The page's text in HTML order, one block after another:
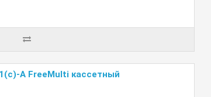
A FreeMulti кассетный